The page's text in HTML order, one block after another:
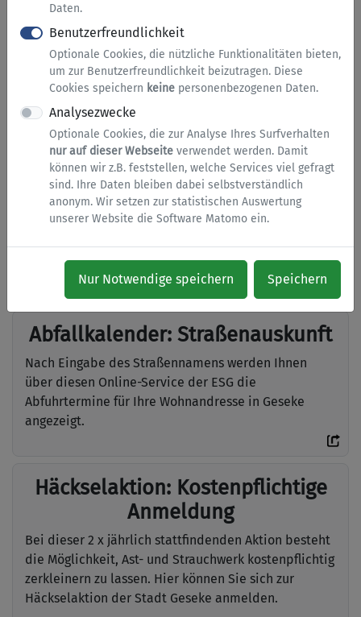
Daten.
Benutzerfreundlichkeit
Optionale Cookies, die nützliche Funktionalitäten bieten,
um zur Benutzerfreundlichkeit beizutragen. Diese
Cookies speichern keine personenbezogenen Daten.
Analysezwecke
Optionale Cookies, die zur Analyse Ihres Surfverhalten
nur auf dieser Webseite verwendet werden. Damit
können wir z.B. feststellen, welche Services viel gefragt
sind. Ihre Daten bleiben dabei selbstverständlich
anonym. Wir setzen zur statistischen Auswertung
unserer Website die Software Matomo ein.
Nur Notwendige speichern Speichern
Abfallkalender
Sperrmüll
Häckselaktion
Mülltonnen
Abfallkalender:
Erinnerungsservice
können Sie hier Ihren persönlichen E-Mail-
Erinnerungsservice für die Abfuhrtermine einrichten.
Abfallkalender: Straßenauskunft
Nach Eingabe des Straßennamens werden Ihnen
über diesen Online-Service der ESG die
Abfuhrtermine für Ihre Wohnandresse in Geseke
angezeigt.
Häckselaktion: Kostenpflichtige
Anmeldung
Bei dieser 2 x jährlich stattfindenden Aktion besteht
die Möglichkeit, Ast- und Strauchwerk kostenpflichtig
zerkleinern zu lassen. Hier können Sie sich zur
Häckselaktion der Stadt Geseke anmelden.